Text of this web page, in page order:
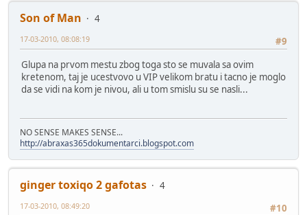
Son of Man
4
#9
17-03-2010, 08:08:19
Glupa na prvom mestu zbog toga sto se muvala sa ovim
kretenom, taj je ucestvovo u VIP velikom bratu i tacno je moglo
da se vidi na kom je nivou, ali u tom smislu su se nasli...
NO SENSE MAKES SENSE...
http://abraxas365dokumentarci.blogspot.com
ginger toxiqo 2 gafotas
4
#10
17-03-2010, 08:49:20